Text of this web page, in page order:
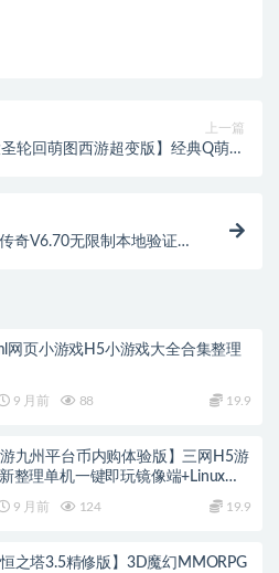
上一篇
轮回萌图西游超变版】经典Q萌卡
奇V6.70无限制本地验证
网页小游戏H5小游戏大全合集整理
9 月前 88 19.9
九州平台币内购体验版】三网H5游
整理单机一键即玩镜像端+Linux手
9 月前 124 19.9
之塔3.5精修版】3D魔幻MMORPG